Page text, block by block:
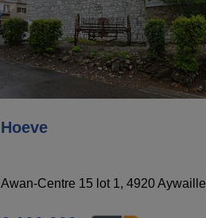
Hoeve
Awan-Centre 15 lot 1, 4920 Aywaille